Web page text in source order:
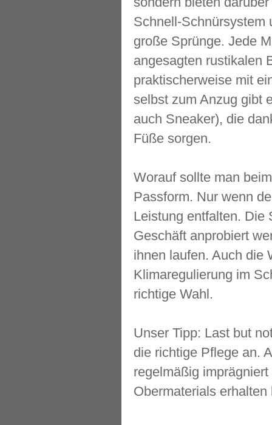
Schnell-Schnürsystem
große Sprünge. Jede
angesagten rustikalen
praktischerweise mit
selbst zum Anzug gibt
auch Sneaker), die
Füße sorgen.
Worauf sollte man
Passform. Nur wenn
Leistung entfalten. Die
Geschäft anprobiert
ihnen laufen. Auch die
Klimaregulierung im
richtige Wahl.
Unser Tipp: Last but
die richtige Pflege an.
regelmäßig
Obermaterials erhalten